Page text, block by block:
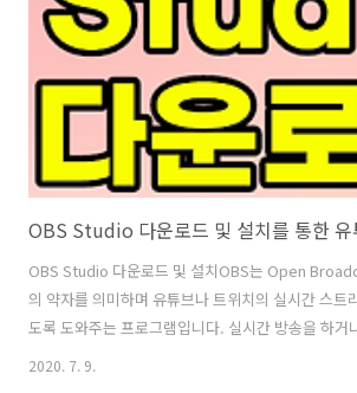
OBS Studio 다운로드 및 설치OBS는 Open
의 약자를 의미하며 유튜브나 트위치의 실시간 스트
도록 도와주는 프로그램입니다. 실시간 방송을 하거
록 최적화 된 무료 툴 이라고 생각하시면 됩니다. 대
2020. 7. 9.